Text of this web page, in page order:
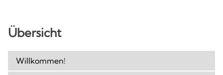
Übersicht
Willkommen!